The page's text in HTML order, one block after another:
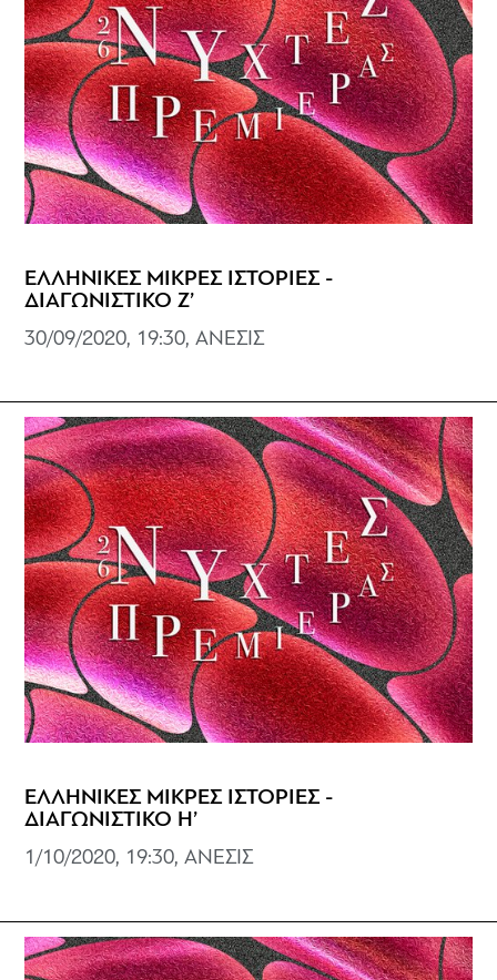
ΕΛΛΗΝΙΚΕΣ ΜΙΚΡΕΣ ΙΣΤΟΡΙΕΣ -
ΔΙΑΓΩΝΙΣΤΙΚΟ Ζ’
30/09/2020, 19:30, ΑΝΕΣΙΣ
ΕΛΛΗΝΙΚΕΣ ΜΙΚΡΕΣ ΙΣΤΟΡΙΕΣ -
ΔΙΑΓΩΝΙΣΤΙΚΟ Η’
1/10/2020, 19:30, ΑΝΕΣΙΣ